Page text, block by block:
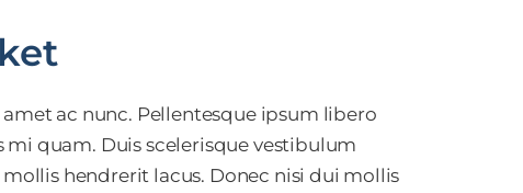
ac nunc. Pellentesque ipsum libero
quam. Duis scelerisque vestibulum
hendrerit lacus. Donec nisi dui mollis